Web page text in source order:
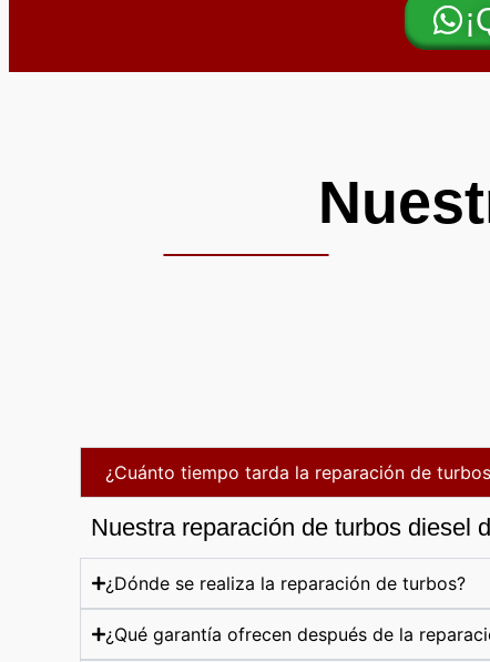
¿Cuánto tiempo tarda la reparación de
Nuestra reparación de turbos diesel
¿Dónde se realiza la reparación de turbos?
¿Qué garantía ofrecen después de la